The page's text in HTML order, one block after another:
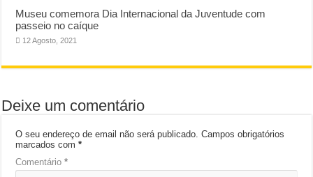
Museu comemora Dia Internacional da Juventude com
passeio no caíque
12 Agosto, 2021
Deixe um comentário
O seu endereço de email não será publicado. Campos obrigatórios
marcados com*
Comentário*